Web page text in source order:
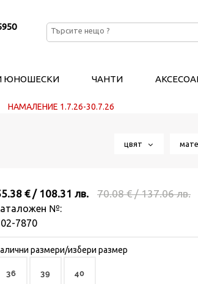
ЮНОШЕСКИ ЧАНТИ
НАМАЛЕНИЕ 1.7.26-30.7.26
цвят
€ / 108.31 лв. 70.08 € / 137.06 лв.
№:
7870
размери/избери размер
36 39 40